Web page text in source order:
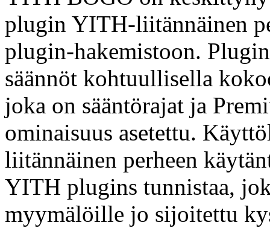
plugin YITH-liitännäinen
plugin-hakemistoon.
säännöt kohtuullisella
joka on sääntörajat ja
ominaisuus asetettu.
liitännäinen perheen
YITH plugins tunnistaa,
myymälöille jo sijoitettu